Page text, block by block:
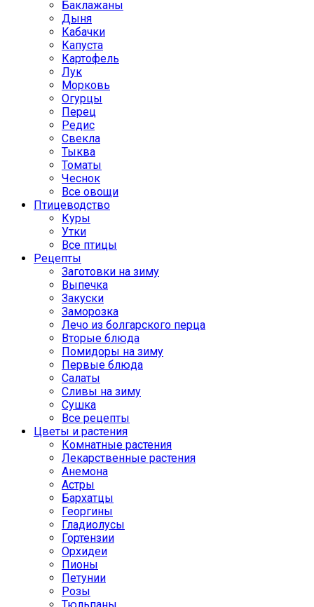
Баклажаны
Дыня
Кабачки
Капуста
Картофель
Лук
Морковь
Огурцы
Перец
Редис
Свекла
Тыква
Томаты
Чеснок
Все овощи
Птицеводство
Куры
Утки
Все птицы
Рецепты
Заготовки на зиму
Выпечка
Закуски
Заморозка
Лечо из болгарского перца
Вторые блюда
Помидоры на зиму
Первые блюда
Салаты
Сливы на зиму
Сушка
Все рецепты
Цветы и растения
Комнатные растения
Лекарственные растения
Анемона
Астры
Бархатцы
Георгины
Гладиолусы
Гортензии
Орхидеи
Пионы
Петунии
Розы